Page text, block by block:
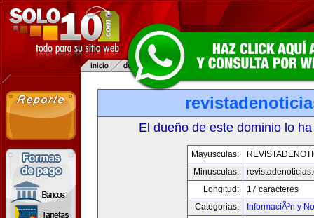
El dueño de este dominio lo
Mayusculas:
Minusculas:
Longitud:
17 caracteres
Categorias:
InformaciÃ³n y